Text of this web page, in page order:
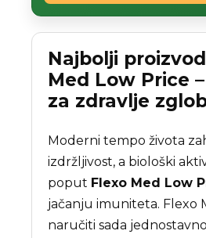
Najbolji
Med Low Price
za zdravlje
Moderni tempo života
izdržljivost, a biološki
poput Flexo Med Low
jačanju imuniteta. Flexo
naručiti sada